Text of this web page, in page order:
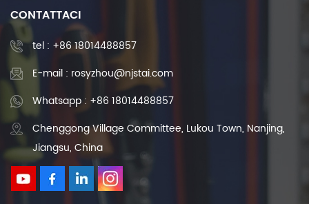
CONTATTACI
tel : +86 18014488857
E-mail : rosyzhou@njstai.com
Whatsapp : +86 18014488857
Chenggong Village Committee, Lukou Town, Nanjing,
Jiangsu, China